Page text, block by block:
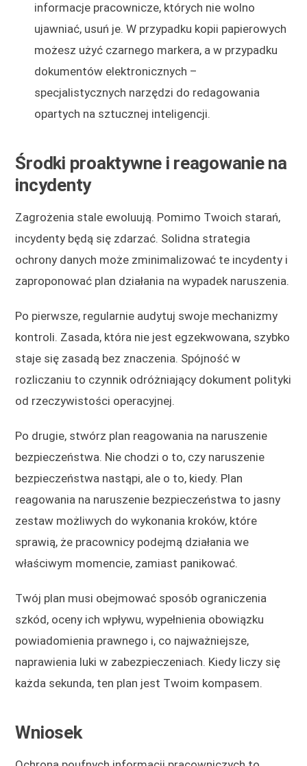
informacje pracownicze, których nie wolno
ujawniać, usuń je. W przypadku kopii papierowych
możesz użyć czarnego markera, a w przypadku
dokumentów elektronicznych –
specjalistycznych narzędzi do redagowania
opartych na sztucznej inteligencji.
Środki proaktywne i reagowanie na
incydenty
Zagrożenia stale ewoluują. Pomimo Twoich starań,
incydenty będą się zdarzać. Solidna strategia
ochrony danych może zminimalizować te incydenty i
zaproponować plan działania na wypadek naruszenia.
Po pierwsze, regularnie audytuj swoje mechanizmy
kontroli. Zasada, która nie jest egzekwowana, szybko
staje się zasadą bez znaczenia. Spójność w
rozliczaniu to czynnik odróżniający dokument polityki
od rzeczywistości operacyjnej.
Po drugie, stwórz plan reagowania na naruszenie
bezpieczeństwa. Nie chodzi o to, czy naruszenie
bezpieczeństwa nastąpi, ale o to, kiedy. Plan
reagowania na naruszenie bezpieczeństwa to jasny
zestaw możliwych do wykonania kroków, które
sprawią, że pracownicy podejmą działania we
właściwym momencie, zamiast panikować.
Twój plan musi obejmować sposób ograniczenia
szkód, oceny ich wpływu, wypełnienia obowiązku
powiadomienia prawnego i, co najważniejsze,
naprawienia luki w zabezpieczeniach. Kiedy liczy się
każda sekunda, ten plan jest Twoim kompasem.
Wniosek